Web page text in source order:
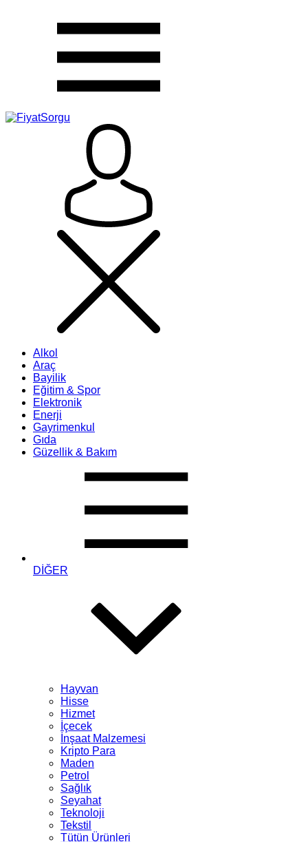
Alkol
Araç
Bayilik
Eğitim & Spor
Elektronik
Enerji
Gayrimenkul
Gıda
Güzellik & Bakım
DİĞER
Hayvan
Hisse
Hizmet
İçecek
İnşaat Malzemesi
Kripto Para
Maden
Petrol
Sağlık
Seyahat
Teknoloji
Tekstil
Tütün Ürünleri